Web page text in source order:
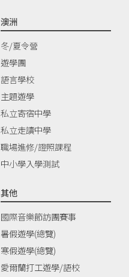
澳洲
冬/夏令營
遊學團
語言學校
主題遊學
私立寄宿中學
私立走讀中學
職場進修/證照課程
中小學入學測試
其他
國際音樂節訪團賽事
暑假遊學(總覽)
寒假遊學(總覽)
愛爾蘭打工遊學/語校